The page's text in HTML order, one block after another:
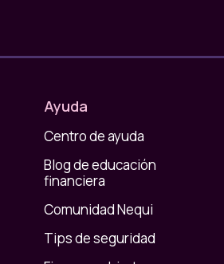
Ayuda
Centro de ayuda
Blog de educación
financiera
Comunidad Nequi
Tips de seguridad